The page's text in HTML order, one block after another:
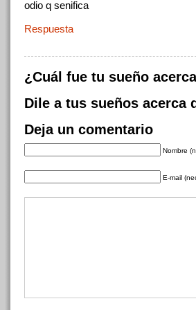
odio q senifica
Respuesta
¿Cuál fue tu sueño
Dile a tus sueños acerca
Deja un comentario
Nombre
E-mail